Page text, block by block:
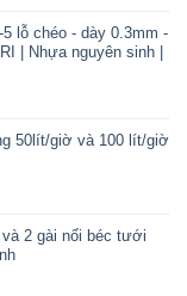
lỗ chéo - dày 0.3mm -
| Nhựa nguyên sinh |
50lít/giờ và 100 lít/giờ
2 gài nối béc tưới